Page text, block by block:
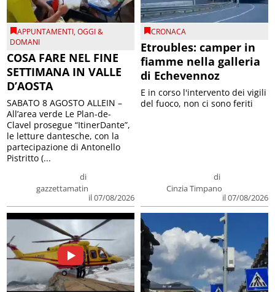
APPUNTAMENTI,OGGI &
DOMANI
COSA FARE NEL FINE
SETTIMANA IN VALLE
D’AOSTA
di
gazzettamatin
il 07/08/2026
SABATO 8 AGOSTO ALLEIN –
All’area verde Le Plan-de-
Clavel prosegue “ItinerDante”,
le letture dantesche, con la
partecipazione di Antonello
Pistritto (...
CRONACA
Etroubles: camper in
fiamme nella galleria
di Echevennoz
di
Cinzia Timpano
il 07/08/2026
E in corso l'intervento dei vigili
del fuoco, non ci sono feriti